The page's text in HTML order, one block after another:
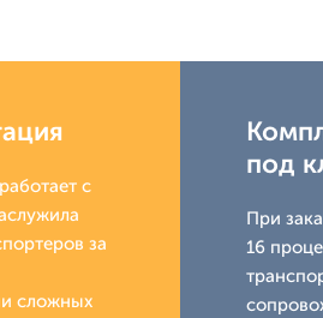
с
за
сложных
под
При
16